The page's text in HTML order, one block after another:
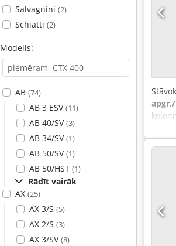
Salvagnini (2)
Schiatti (2)
Modelis:
AB (74)
AB 3 ESV(11)
AB 40/SV(3)
AB 34/SV(1)
AB 50/SV(1)
AB 50/HST (1)
Rādīt vairāk
AX (25)
AX 3/S (5)
AX 2/S (3)
AX 3/SV(8)